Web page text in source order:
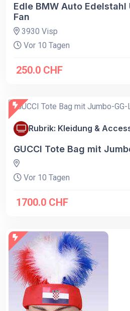
Edle BMW Auto
Fan
3930 Visp
Vor 10 Tagen
250.0 CHF
Rubrik: Kleidung &
GUCCI Tote Bag mit
Vor 10 Tagen
1700.0 CHF